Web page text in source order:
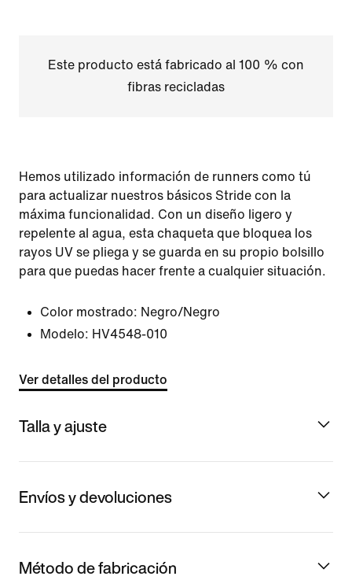
Este producto está fabricado al 100 % con
fibras recicladas
Hemos utilizado información de runners como tú
para actualizar nuestros básicos Stride con la
máxima funcionalidad. Con un diseño ligero y
repelente al agua, esta chaqueta que bloquea los
rayos UV se pliega y se guarda en su propio bolsillo
para que puedas hacer frente a cualquier situación.
Color mostrado: Negro/Negro
Modelo: HV4548-010
Ver detalles del producto
Talla y ajuste
Envíos y devoluciones
Método de fabricación